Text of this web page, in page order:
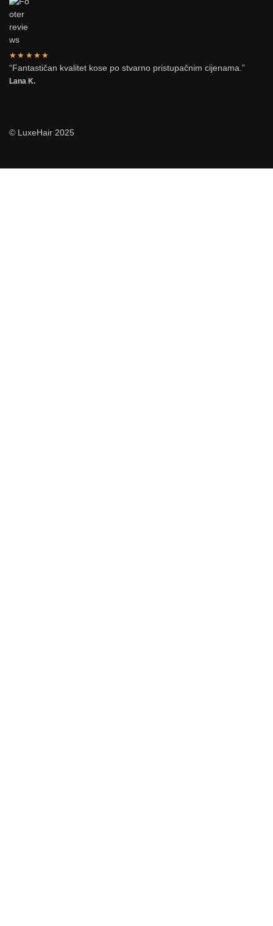
★★★★★
“Fantastičan kvalitet kose po stvarno pristupačnim cijenama.”
Lana K.
© LuxeHair 2025